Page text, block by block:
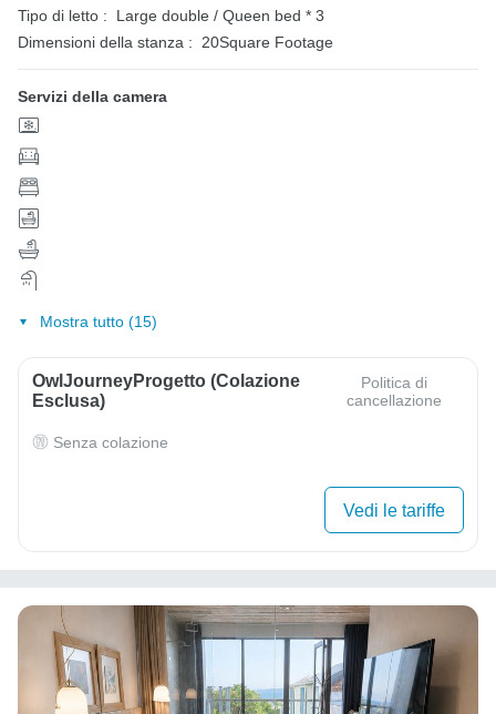
Tipo di letto :
Large double / Queen bed * 3
Dimensioni della stanza :
20Square Footage
Servizi della camera
Mostra tutto (15)
OwlJourneyProgetto (colazione
Esclusa)
Politica di
cancellazione
Senza colazione
Vedi le tariffe